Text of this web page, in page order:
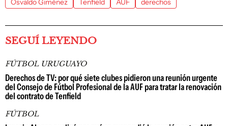
Osvaldo Giménez Tenfield AUF derechos
SEGUÍ LEYENDO
FÚTBOL URUGUAYO
Derechos de TV: por qué siete clubes pidieron una reunión urgente
del Consejo de Fútbol Profesional de la AUF para tratar la renovación
del contrato de Tenfield
FÚTBOL